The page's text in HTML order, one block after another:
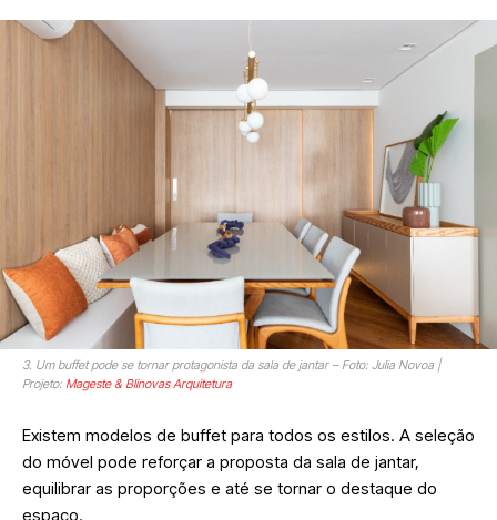
3. Um buffet pode se tornar protagonista da sala de jantar – Foto: Julia Novoa |
Projeto: Mageste & Blinovas Arquitetura
Existem modelos de buffet para todos os estilos. A seleção
do móvel pode reforçar a proposta da sala de jantar,
equilibrar as proporções e até se tornar o destaque do
espaço.